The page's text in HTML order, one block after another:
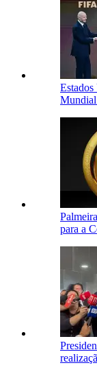
Estados
Mundial
para a